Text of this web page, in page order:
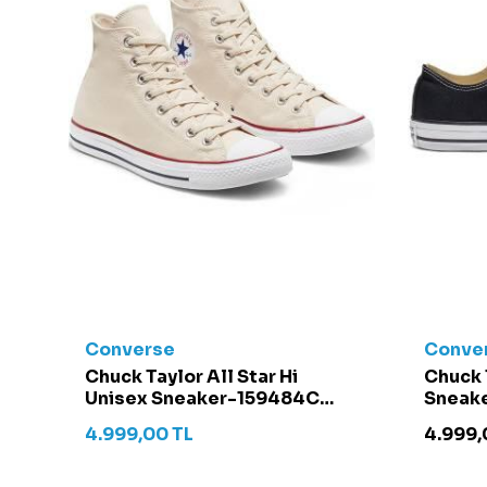
Converse
Chuck Taylor All Star Hi
Unisex Sneaker-159484C
Krem
4.999,00TL